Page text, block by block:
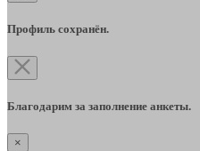
Профиль сохранён.
Благодарим за заполнение анкеты.
×